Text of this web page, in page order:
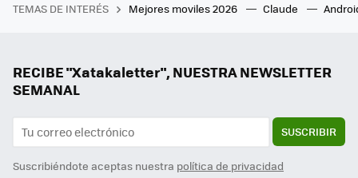
TEMAS DE INTERÉS Mejores moviles 2026 Claude
RECIBE "Xatakaletter", NUESTRA NEWSLETTER
SEMANAL
SUSCRIBIR
Suscribiéndote aceptas nuestra política de privacidad